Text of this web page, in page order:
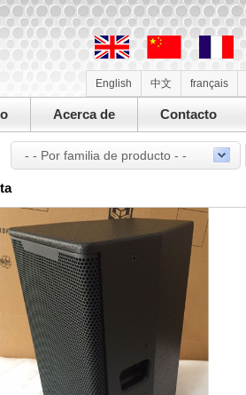
English 中文 français
Acerca de Contacto
- - Por familia de producto - -